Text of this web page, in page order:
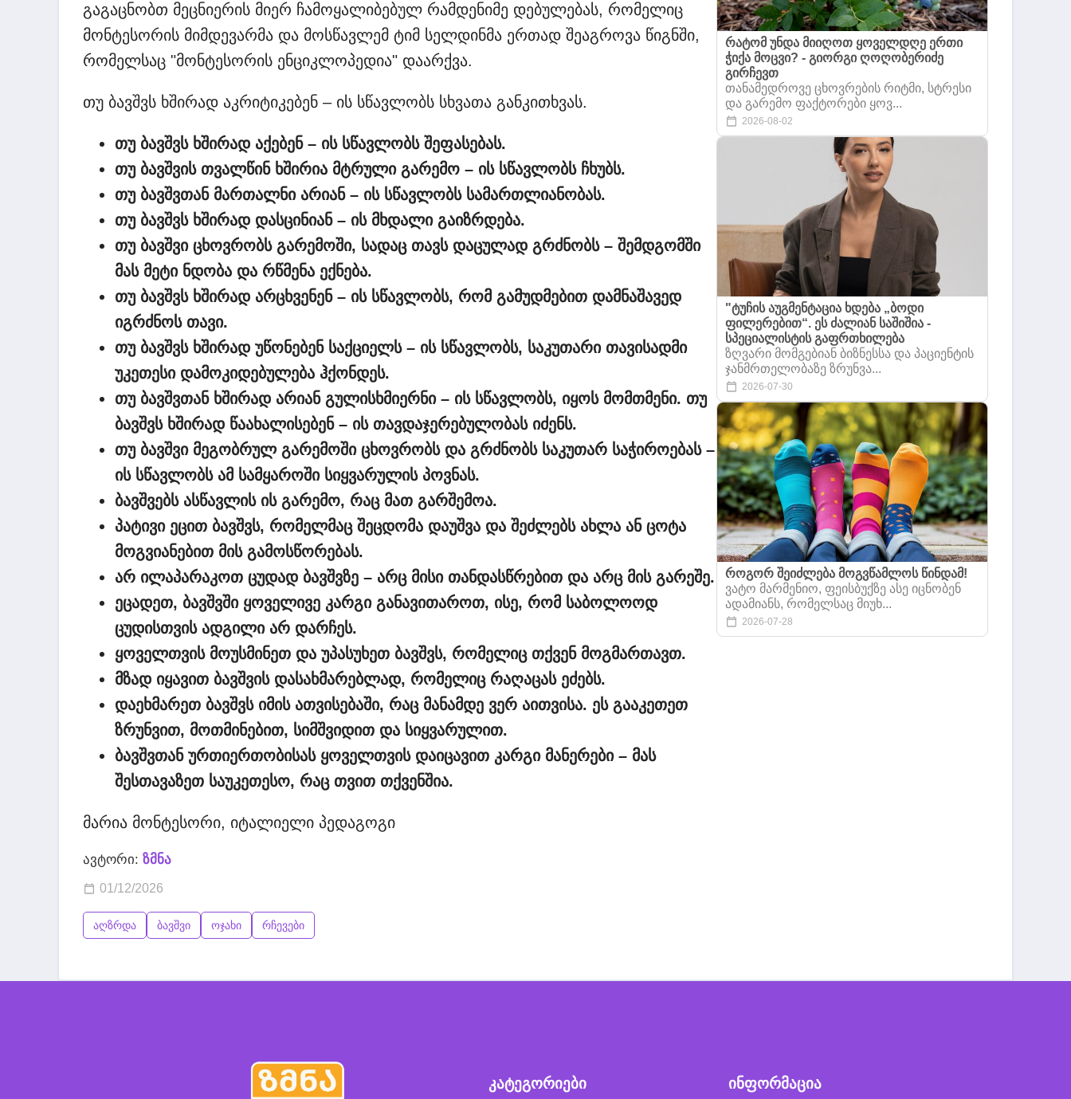
გაგაცნობთ მეცნიერის მიერ ჩამოყალიბებულ რამდენიმე დებულებას, რომელიც
მონტესორის მიმდევარმა და მოსწავლემ ტიმ სელდინმა ერთად შეაგროვა წიგნში,
რომელსაც "მონტესორის ენციკლოპედია" დაარქვა.
თუ ბავშვს ხშირად აკრიტიკებენ – ის სწავლობს სხვათა განკითხვას.
თუ ბავშვს ხშირად აქებენ – ის სწავლობს შეფასებას.
თუ ბავშვის თვალწინ ხშირია მტრული გარემო – ის სწავლობს ჩხუბს.
თუ ბავშვთან მართალნი არიან – ის სწავლობს სამართლიანობას.
თუ ბავშვს ხშირად დასცინიან – ის მხდალი გაიზრდება.
თუ ბავშვი ცხოვრობს გარემოში, სადაც თავს დაცულად გრძნობს – შემდგომში
მას მეტი ნდობა და რწმენა ექნება.
თუ ბავშვს ხშირად არცხვენენ – ის სწავლობს, რომ გამუდმებით დამნაშავედ
იგრძნოს თავი.
თუ ბავშვს ხშირად უწონებენ საქციელს – ის სწავლობს, საკუთარი თავისადმი
უკეთესი დამოკიდებულება ჰქონდეს.
თუ ბავშვთან ხშირად არიან გულისხმიერნი – ის სწავლობს, იყოს მომთმენი. თუ
ბავშვს ხშირად წაახალისებენ – ის თავდაჯერებულობას იძენს.
თუ ბავშვი მეგობრულ გარემოში ცხოვრობს და გრძნობს საკუთარ საჭიროებას –
ის სწავლობს ამ სამყაროში სიყვარულის პოვნას.
ბავშვებს ასწავლის ის გარემო, რაც მათ გარშემოა.
პატივი ეცით ბავშვს, რომელმაც შეცდომა დაუშვა და შეძლებს ახლა ან ცოტა
მოგვიანებით მის გამოსწორებას.
არ ილაპარაკოთ ცუდად ბავშვზე – არც მისი თანდასწრებით და არც მის გარეშე.
ეცადეთ, ბავშვში ყოველივე კარგი განავითაროთ, ისე, რომ საბოლოოდ
ცუდისთვის ადგილი არ დარჩეს.
ყოველთვის მოუსმინეთ და უპასუხეთ ბავშვს, რომელიც თქვენ მოგმართავთ.
მზად იყავით ბავშვის დასახმარებლად, რომელიც რაღაცას ეძებს.
დაეხმარეთ ბავშვს იმის ათვისებაში, რაც მანამდე ვერ აითვისა. ეს გააკეთეთ
ზრუნვით, მოთმინებით, სიმშვიდით და სიყვარულით.
ბავშვთან ურთიერთობისას ყოველთვის დაიცავით კარგი მანერები – მას
შესთავაზეთ საუკეთესო, რაც თვით თქვენშია.
მარია მონტესორი, იტალიელი პედაგოგი
ავტორი: ზმნა
01/12/2026
აღზრდა ბავშვი ოჯახი რჩევები
რატომ უნდა მიიღოთ ყოველდღე ერთი
ჭიქა მოცვი? - გიორგი ღოღობერიძე
გირჩევთ
თანამედროვე ცხოვრების რიტმი, სტრესი
და გარემო ფაქტორები ყოვ...
2026-08-02
"ტუჩის აუგმენტაცია ხდება „ბოდი
ფილერებით“. ეს ძალიან საშიშია -
სპეციალისტის გაფრთხილება
ზღვარი მომგებიან ბიზნესსა და პაციენტის
ჯანმრთელობაზე ზრუნვა...
2026-07-30
როგორ შეიძლება მოგვწამლოს წინდამ!
ვატო მარმენიო, ფეისბუქზე ასე იცნობენ
ადამიანს, რომელსაც მიუხ...
2026-07-28
კატეგორიები ინფორმაცია